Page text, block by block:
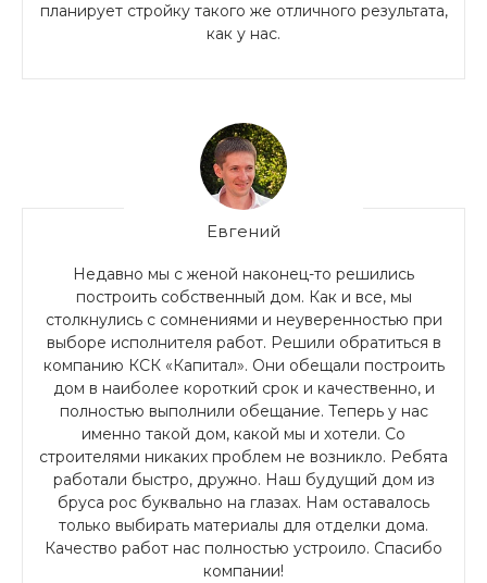
планирует стройку такого же отличного результата,
как у нас.
Евгений
Недавно мы с женой наконец-то решились
построить собственный дом. Как и все, мы
столкнулись с сомнениями и неуверенностью при
выборе исполнителя работ. Решили обратиться в
компанию КСК «Капитал». Они обещали построить
дом в наиболее короткий срок и качественно, и
полностью выполнили обещание. Теперь у нас
именно такой дом, какой мы и хотели. Со
строителями никаких проблем не возникло. Ребята
работали быстро, дружно. Наш будущий дом из
бруса рос буквально на глазах. Нам оставалось
только выбирать материалы для отделки дома.
Качество работ нас полностью устроило. Спасибо
компании!